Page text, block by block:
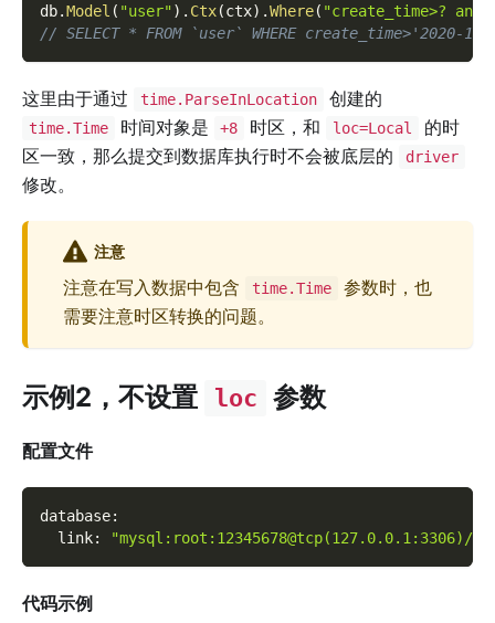
db.Model ( "user") . Ctx(ctx) .Where( "create_time>? and
// SELECT * FROM `user` WHERE create_time>'2020-
这里由于通过 time.ParseInLocation 创建的
time.Time 时间对象是 +8 时区，和 loc=Local
的时
区一致，那么提交到数据库执行时不会被底层的
driver
修改。
注意
注意在写入数据中包含 time.Time
参数时，也
需要注意时区转换的问题。
示例2，不设置 loc 参数
配置文件
database:
link: "mysql:root:12345678@tcp(127.0.0.1:3306)/
代码示例